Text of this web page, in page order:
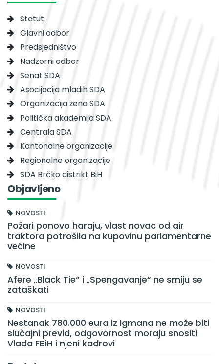
Statut
Glavni odbor
Predsjedništvo
Nadzorni odbor
Senat SDA
Asocijacija mladih SDA
Organizacija žena SDA
Politička akademija SDA
Centrala SDA
Kantonalne organizacije
Regionalne organizacije
SDA Brčko distrikt BiH
Objavljeno
NOVOSTI
Požari ponovo haraju, vlast novac od air
traktora potrošila na kupovinu parlamentarne
većine
NOVOSTI
Afere „Black Tie“ i „Spengavanje“ ne smiju se
zataškati
NOVOSTI
Nestanak 780.000 eura iz Igmana ne može biti
slučajni previd, odgovornost moraju snositi
Vlada FBiH i njeni kadrovi